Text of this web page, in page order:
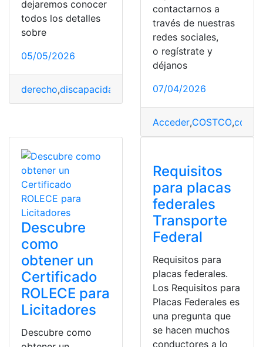
dejaremos conocer
todos los detalles
sobre
05/05/2026
derecho,discapacidad obtener,Personas,Problemas
contactarnos a
través de nuestras
redes sociales,
o regístrate y
déjanos
07/04/2026
Acceder,COSTCO,costo
Descubre
como
obtener un
Certificado
ROLECE para
Licitadores
Descubre como
Requisitos
para placas
federales
Transporte
Federal
Requisitos para
placas federales.
Los Requisitos para
Placas Federales es
una pregunta que
se hacen muchos
conductores a lo